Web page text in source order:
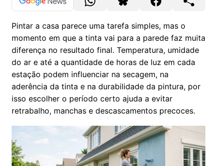
Pintar a casa parece uma tarefa simples, mas o
momento em que a tinta vai para a parede faz muita
diferença no resultado final. Temperatura, umidade
do ar e até a quantidade de horas de luz em cada
estação podem influenciar na secagem, na
aderência da tinta e na durabilidade da pintura, por
isso escolher o período certo ajuda a evitar
retrabalho, manchas e descascamentos precoces.